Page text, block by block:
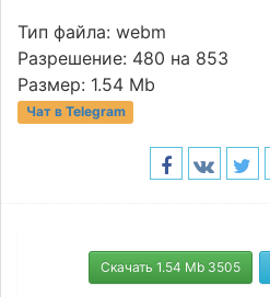
Тип файла: webm
Разрешение: 480 на 853
Размер: 1.54 Mb
Чат в Telegram
Скачать 1.54 Mb 3505